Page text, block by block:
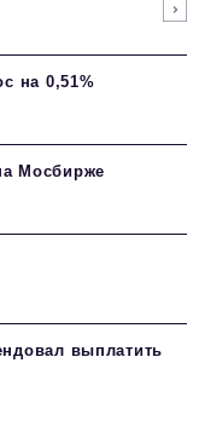
на 0,51%
Мосбирже
выплатить